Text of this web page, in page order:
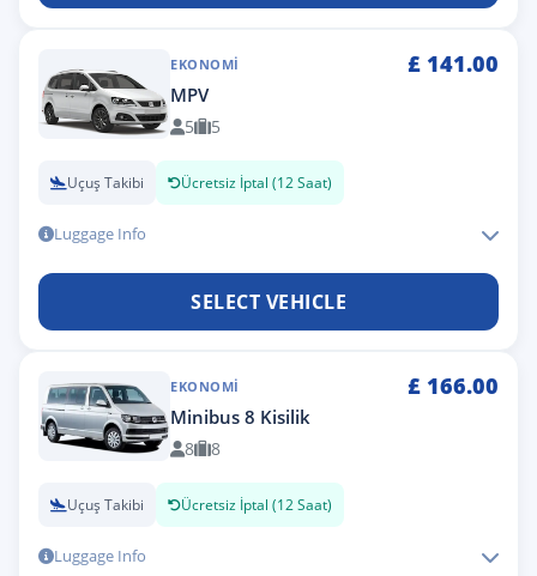
EKONOMI £ 141.00
MPV
5 5
Uçuş Takibi Ücretsiz İptal (12 Saat)
Luggage Info
SELECT VEHICLE
EKONOMI £ 166.00
Minibus 8 Kisilik
8 8
Uçuş Takibi Ücretsiz İptal (12 Saat)
Luggage Info